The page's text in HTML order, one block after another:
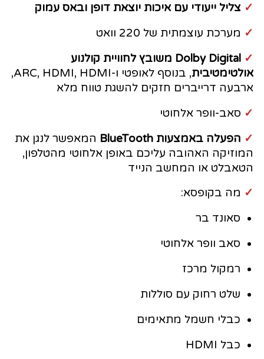
✓ צליל ייעודי עם איכות יוצאת דופן ובאס עמוק
✓ מערכת עוצמתית של 220 וואט
✓
Dolby Digital משובץ לחוויית קולנוע
אולטימטיבית
, בנוסף לאופטי ו-ARC, HDMI, HDMI,
ארבעה דרייברים חזקים להשגת טווח מלא
✓ סאב-וופר אלחוטי
✓ הפעלה באמצעות BlueTooth
המאפשר לנגן את
המוזיקה האהובה עליכם באופן אלחוטי מהטלפון,
הטאבלט או המחשב הנייד
✓ מה בקופסא:
סאונד בר
סאב וופר אלחוטי
רמקול מרכז
שלט רחוק עם סוללות
כבלי חשמל מתאימים
כבל HDMI